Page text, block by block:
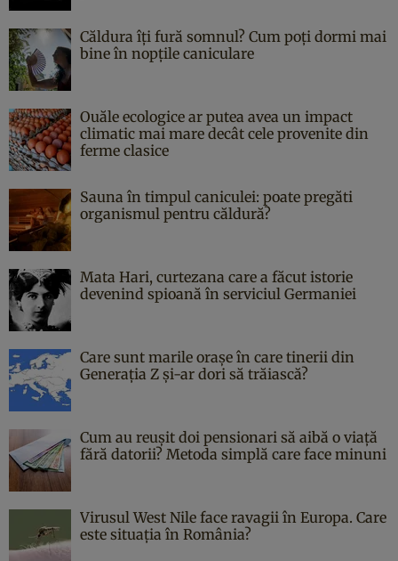
Căldura îți fură somnul? Cum poți dormi mai
bine în nopțile caniculare
Ouăle ecologice ar putea avea un impact
climatic mai mare decât cele provenite din
ferme clasice
Sauna în timpul caniculei: poate pregăti
organismul pentru căldură?
Mata Hari, curtezana care a făcut istorie
devenind spioană în serviciul Germaniei
Care sunt marile orașe în care tinerii din
Generația Z și-ar dori să trăiască?
Cum au reușit doi pensionari să aibă o viață
fără datorii? Metoda simplă care face minuni
Virusul West Nile face ravagii în Europa. Care
este situația în România?